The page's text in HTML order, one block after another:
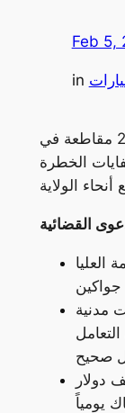
Feb 5,
in
تلقت شركة تسلا دعوى قضائية من 25 مقاطعة في
الخطرة
العليا
مدنية
المدنية إلى 70 ألف دولار